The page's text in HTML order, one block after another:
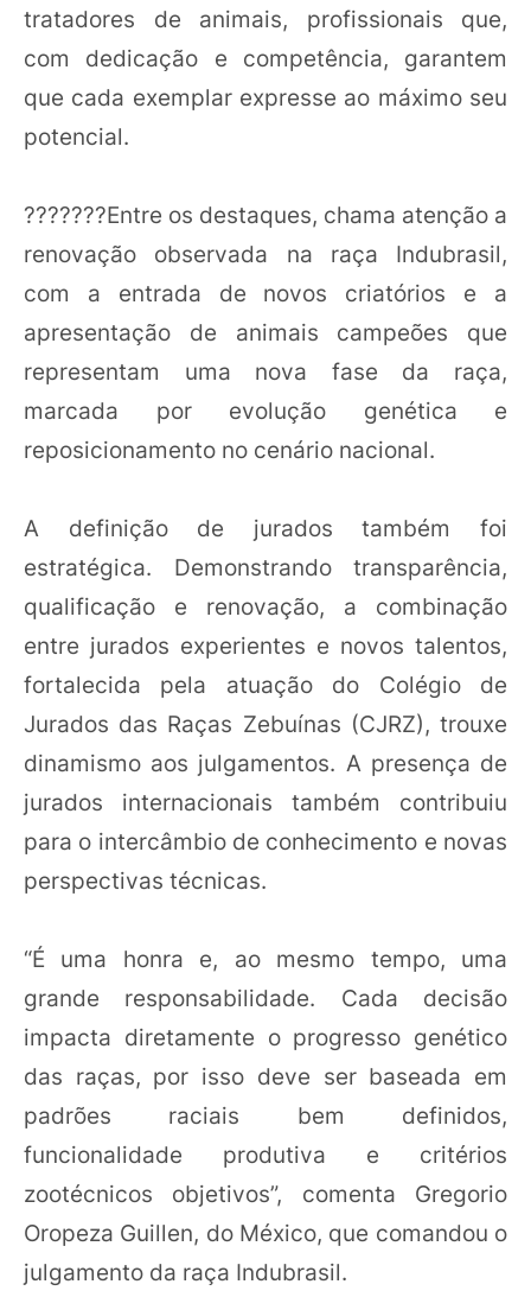
tratadores de animais, profissionais que,
com dedicação e competência, garantem
que cada exemplar expresse ao máximo seu
potencial.
???????Entre os destaques, chama atenção a
renovação observada na raça Indubrasil,
com a entrada de novos criatórios e a
apresentação de animais campeões que
representam uma nova fase da raça,
marcada por evolução genética e
reposicionamento no cenário nacional.
A definição de jurados também foi
estratégica. Demonstrando transparência,
qualificação e renovação, a combinação
entre jurados experientes e novos talentos,
fortalecida pela atuação do Colégio de
Jurados das Raças Zebuínas (CJRZ), trouxe
dinamismo aos julgamentos. A presença de
jurados internacionais também contribuiu
para o intercâmbio de conhecimento e novas
perspectivas técnicas.
“É uma honra e, ao mesmo tempo, uma
grande responsabilidade. Cada decisão
impacta diretamente o progresso genético
das raças, por isso deve ser baseada em
padrões raciais bem definidos,
funcionalidade produtiva e critérios
zootécnicos objetivos”, comenta Gregorio
Oropeza Guillen, do México, que comandou o
julgamento da raça Indubrasil.